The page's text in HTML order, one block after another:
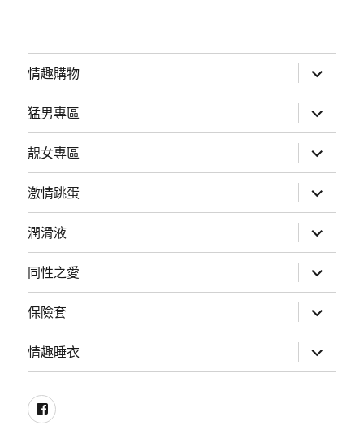
情趣購物
開
子
選
單
猛男專區
開
子
選
單
靚女專區
開
子
選
單
激情跳蛋
開
子
選
單
潤滑液
開
子
選
單
同性之愛
開
子
選
單
保險套
開
子
選
單
情趣睡衣
開
子
Facebook